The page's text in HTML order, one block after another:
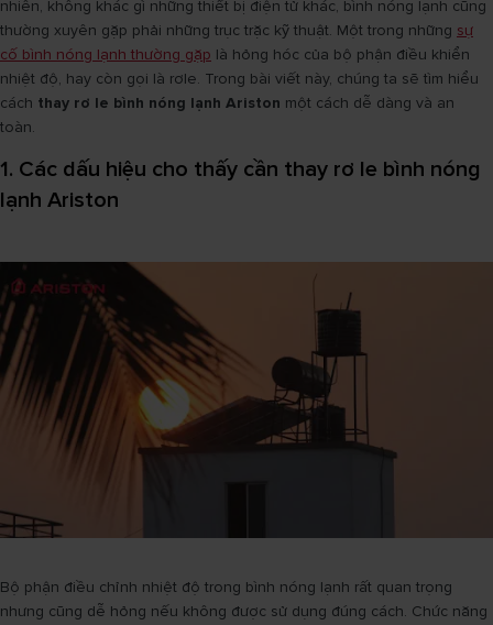
nhiên, không khác gì những thiết bị điện tử khác, bình nóng lạnh cũng
thường xuyên gặp phải những trục trặc kỹ thuật. Một trong những sự
cố bình nóng lạnh thường gặp là hỏng hóc của bộ phận điều khiển
nhiệt độ, hay còn gọi là rơle. Trong bài viết này, chúng ta sẽ tìm hiểu
cách thay rơ le bình nóng lạnh Ariston một cách dễ dàng và an
toàn.
1. Các dấu hiệu cho thấy cần thay rơ le bình nóng
lạnh Ariston
Bộ phận điều chỉnh nhiệt độ trong bình nóng lạnh rất quan trọng
nhưng cũng dễ hỏng nếu không được sử dụng đúng cách. Chức năng